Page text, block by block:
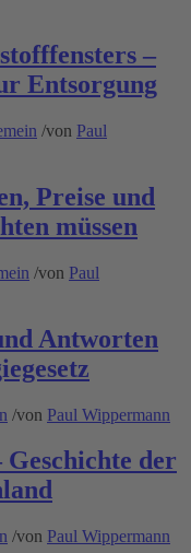
–
Entsorgung
/von Paul
Preise und
müssen
/von Paul
Antworten
/von Paul Wippermann
der
/von Paul Wippermann